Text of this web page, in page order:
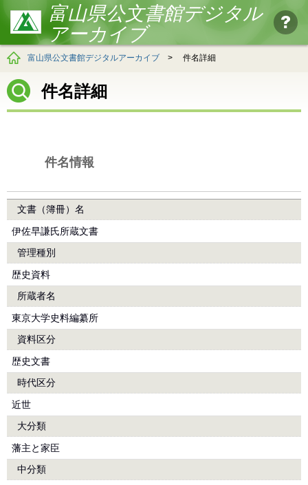
富山県公文書館デジタル
アーカイブ
富山県公文書館デジタルアーカイブ > 件名詳細
件名詳細
件名情報
文書（簿冊）名
伊佐早謙氏所蔵文書
管理種別
歴史資料
所蔵者名
東京大学史料編纂所
資料区分
歴史文書
時代区分
近世
大分類
藩主と家臣
中分類